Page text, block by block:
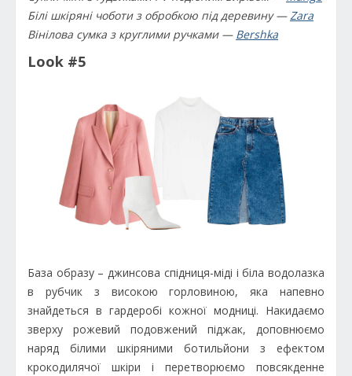
Білі шкіряні чоботи з обробкою під деревину —Zara
Вінілова сумка з круглими ручками — Bershka
Look #5
База образу – джинсова спідниця-міді і біла водолазка
в рубчик з високою горловиною, яка напевно
знайдеться в гардеробі кожної модниці. Накидаємо
зверху рожевий подовжений піджак, доповнюємо
наряд білими шкіряними ботильйони з ефектом
крокодилячої шкіри і перетворюємо повсякденне